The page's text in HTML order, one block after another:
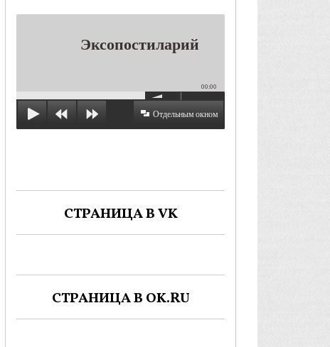
Эксопостиларий
00:00
Отдельным окном
СТРАНИЦА В VK
СТРАНИЦА В OK.RU